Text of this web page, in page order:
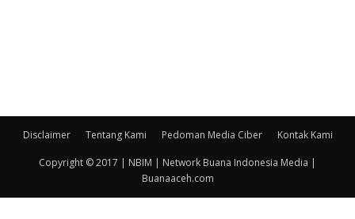
Disclaimer Tentang Kami Pedoman Media Ciber Kontak Kami
Copyright © 2017 | NBIM | Network Buana Indonesia Media |
Buanaaceh.com